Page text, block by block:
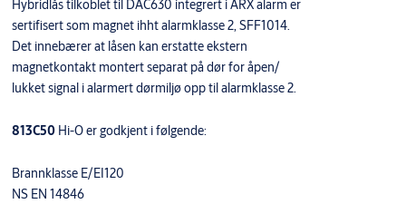
Hybridlås tilkoblet til DAC630 integrert i ARX alarm er
sertifisert som magnet ihht alarmklasse 2, SFF1014.
Det innebærer at låsen kan erstatte ekstern
magnetkontakt montert separat på dør for åpen/
lukket signal i alarmert dørmiljø opp til alarmklasse 2.
813C50Hi-O er godkjent i følgende:
Brannklasse E/EI120
NS EN 14846